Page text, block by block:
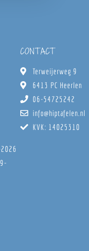
CONTACT
Terweijerweg 9
6413 PC Heerlen
06-54725242
info@hiptafelen.nl
KVK: 14025310